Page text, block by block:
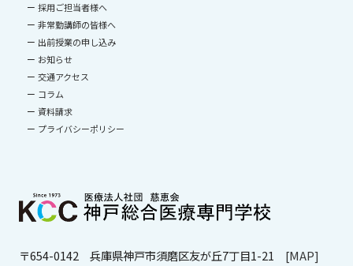
採用ご担当者様へ
非常勤講師の皆様へ
出前授業の申し込み
お知らせ
交通アクセス
コラム
資料請求
プライバシーポリシー
〒654-0142 兵庫県神戸市須磨区友が丘7丁目1-21
[MAP]